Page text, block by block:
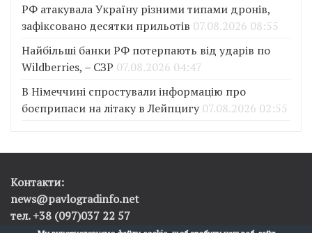
РФ атакувала Україну різними типами дронів,
зафіксовано десятки прильотів 07.08.2026 08:55
Найбільші банки РФ потерпають від ударів по
Wildberries, – СЗР 07.08.2026 04:47
В Німеччині спростували інформацію про
боєприпаси на літаку в Лейпцигу 07.08.2026 02:55
Контакти:
news@pavlogradinfo.net
тел. +38 (097)037 22 57